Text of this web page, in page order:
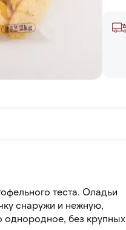
теста. Оладьи
снаружи и нежную,
однородное, без крупных